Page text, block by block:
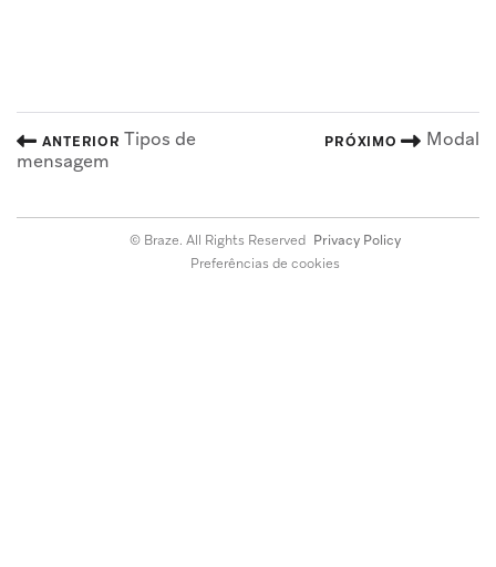
ANTERIOR Tipos de
mensagem
PRÓXIMO Modal
© Braze. All Rights Reserved Privacy Policy
Preferências de cookies